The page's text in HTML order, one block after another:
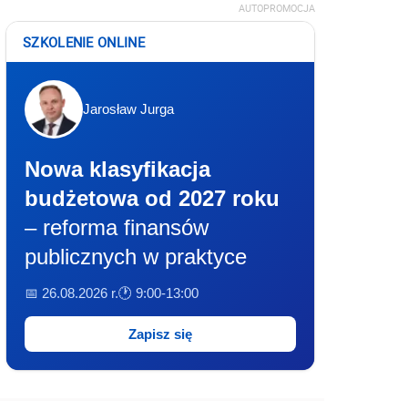
AUTOPROMOCJA
SZKOLENIE ONLINE
Jarosław Jurga
Nowa klasyfikacja
budżetowa od 2027 roku
– reforma finansów
publicznych w praktyce
📅 26.08.2026 r.🕐 9:00-13:00
Zapisz się